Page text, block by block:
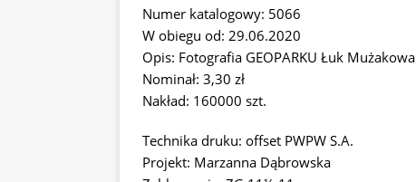
Numer katalogowy: 5066
W obiegu od: 29.06.2020
Opis: Fotografia GEOPARKU Łuk Mużakowa
Nominał: 3,30 zł
Nakład: 160000 szt.
Technika druku: offset PWPW S.A.
Projekt: Marzanna Dąbrowska